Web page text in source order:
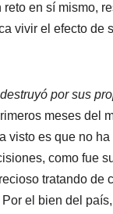
reto en sí mismo,
vivir el efecto de
por sus
meses del
visto es que no
como fue
tratando de
el bien del